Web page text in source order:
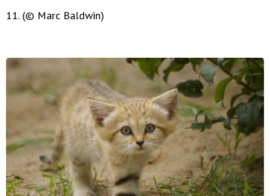
11. (© Marc Baldwin)